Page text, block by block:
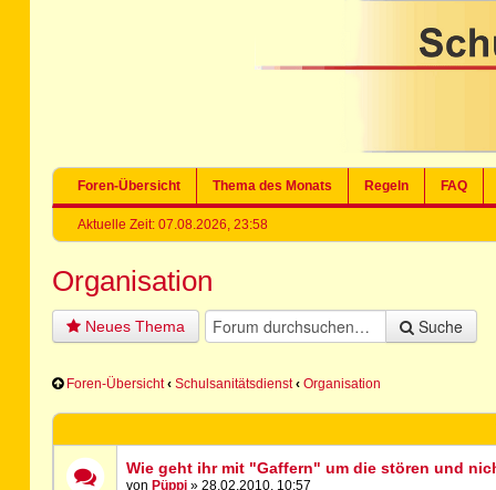
Foren-Übersicht Thema des Monats Regeln FAQ
Aktuelle Zeit: 07.08.2026, 23:58
Organisation
Neues Thema Suche
Foren-Übersicht ‹ Schulsanitätsdienst ‹ Organisation
Wie geht ihr mit "Gaffern" um die stören und
von Püppi » 28.02.2010, 10:57